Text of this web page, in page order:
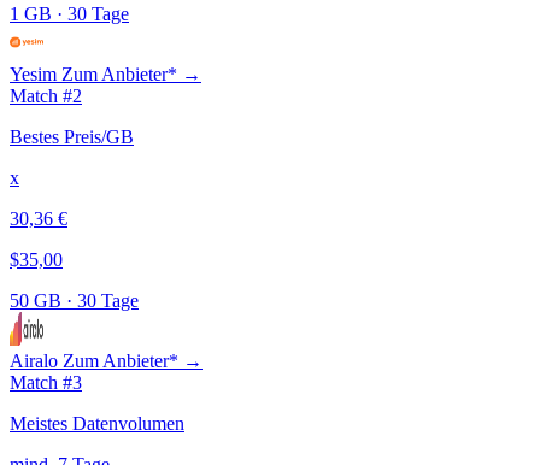
1 GB · 30 Tage
Yesim Zum Anbieter* →
Match #2
Bestes Preis/GB
x
30,36 €
$35,00
50 GB · 30 Tage
Airalo Zum Anbieter* →
Match #3
Meistes Datenvolumen